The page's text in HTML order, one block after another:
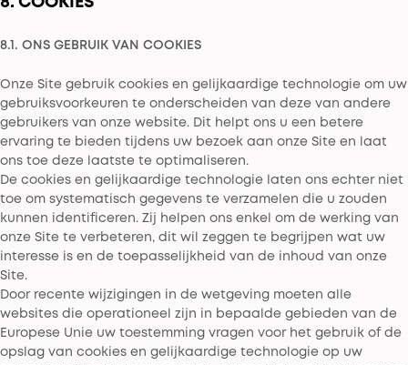
8.1. ONS GEBRUIK VAN COOKIES
Onze Site gebruik cookies en gelijkaardige technologie om uw
gebruiksvoorkeuren te onderscheiden van deze van andere
gebruikers van onze website. Dit helpt ons u een betere
ervaring te bieden tijdens uw bezoek aan onze Site en laat
ons toe deze laatste te optimaliseren.
De cookies en gelijkaardige technologie laten ons echter niet
toe om systematisch gegevens te verzamelen die u zouden
kunnen identificeren. Zij helpen ons enkel om de werking van
onze Site te verbeteren, dit wil zeggen te begrijpen wat uw
interesse is en de toepasselijkheid van de inhoud van onze
Site.
Door recente wijzigingen in de wetgeving moeten alle
websites die operationeel zijn in bepaalde gebieden van de
Europese Unie uw toestemming vragen voor het gebruik of de
opslag van cookies en gelijkaardige technologie op uw